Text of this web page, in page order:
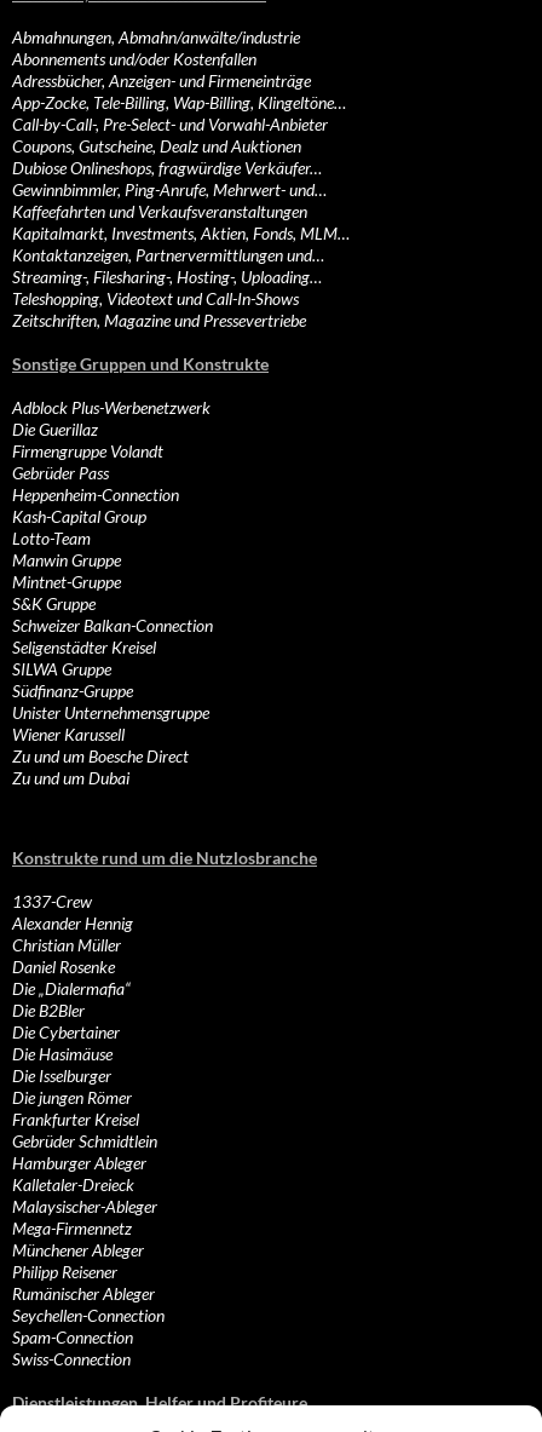
Abmahnungen, Abmahn/anwälte/industrie
Abonnements und/oder Kostenfallen
Adressbücher, Anzeigen- und Firmeneinträge
App-Zocke, Tele-Billing, Wap-Billing, Klingeltöne…
Call-by-Call-, Pre-Select- und Vorwahl-Anbieter
Coupons, Gutscheine, Dealz und Auktionen
Dubiose Onlineshops, fragwürdige Verkäufer…
Gewinnbimmler, Ping-Anrufe, Mehrwert- und…
Kaffeefahrten und Verkaufsveranstaltungen
Kapitalmarkt, Investments, Aktien, Fonds, MLM…
Kontaktanzeigen, Partnervermittlungen und…
Streaming-, Filesharing-, Hosting-, Uploading…
Teleshopping, Videotext und Call-In-Shows
Zeitschriften, Magazine und Pressevertriebe
Sonstige Gruppen und Konstrukte
Adblock Plus-Werbenetzwerk
Die Guerillaz
Firmengruppe Volandt
Gebrüder Pass
Heppenheim-Connection
Kash-Capital Group
Lotto-Team
Manwin Gruppe
Mintnet-Gruppe
S&K Gruppe
Schweizer Balkan-Connection
Seligenstädter Kreisel
SILWA Gruppe
Südfinanz-Gruppe
Unister Unternehmensgruppe
Wiener Karussell
Zu und um Boesche Direct
Zu und um Dubai
Konstrukte rund um die Nutzlosbranche
1337-Crew
Alexander Hennig
Christian Müller
Daniel Rosenke
Die „Dialermafia“
Die B2Bler
Die Cybertainer
Die Hasimäuse
Die Isselburger
Die jungen Römer
Frankfurter Kreisel
Gebrüder Schmidtlein
Hamburger Ableger
Kalletaler-Dreieck
Malaysischer-Ableger
Mega-Firmennetz
Münchener Ableger
Philipp Reisener
Rumänischer Ableger
Seychellen-Connection
Spam-Connection
Swiss-Connection
Dienstleistungen, Helfer und Profiteure